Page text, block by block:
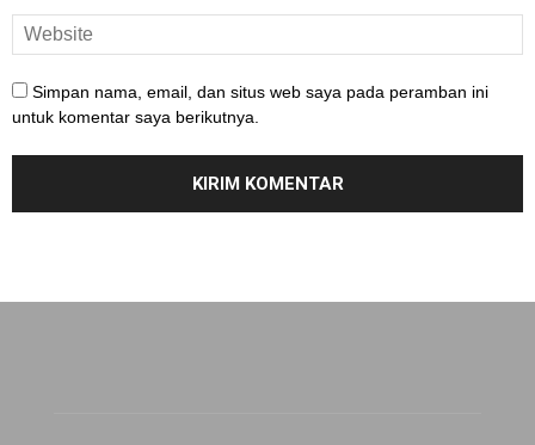
Simpan nama, email, dan situs web saya pada peramban ini
untuk komentar saya berikutnya.